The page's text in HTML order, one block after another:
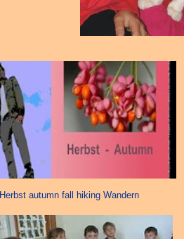
Herbst autumn fall hiking Wandern